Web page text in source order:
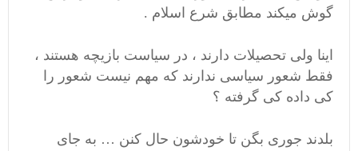
گوش میکند مطابق شرع اسلام .
اینا ولی تحصیلات دارند ، در سیاست بازیچه هستند ،
فقط شعور سیاسی ندارند که مهم نیست شعور را
کی داده کی گرفته ؟
بلدند جوری بگن تا خودشون حال کنن … به جای